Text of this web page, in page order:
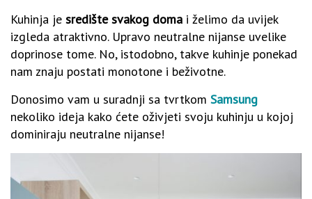
Kuhinja je središte svakog doma i želimo da uvijek
izgleda atraktivno. Upravo neutralne nijanse uvelike
doprinose tome. No, istodobno, takve kuhinje ponekad
nam znaju postati monotone i beživotne.
Donosimo vam u suradnji sa tvrtkom Samsung
nekoliko ideja kako ćete oživjeti svoju kuhinju u kojoj
dominiraju neutralne nijanse!